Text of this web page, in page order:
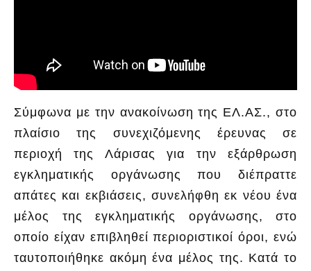
Σύμφωνα με την ανακοίνωση της ΕΛ.ΑΣ., στο
πλαίσιο της συνεχιζόμενης έρευνας σε
περιοχή της Λάρισας για την εξάρθρωση
εγκληματικής οργάνωσης που διέπραττε
απάτες και εκβιάσεις, συνελήφθη εκ νέου ένα
μέλος της εγκληματικής οργάνωσης, στο
οποίο είχαν επιβληθεί περιοριστικοί όροι, ενώ
ταυτοποιήθηκε ακόμη ένα μέλος της. Κατά το